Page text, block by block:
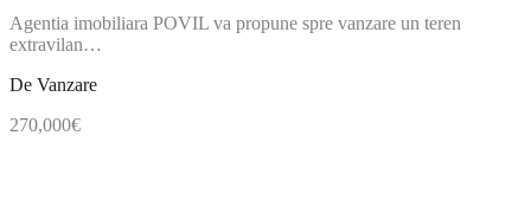
Agentia imobiliara POVIL va propune spre vanzare un teren
extravilan…
De Vanzare
270,000€